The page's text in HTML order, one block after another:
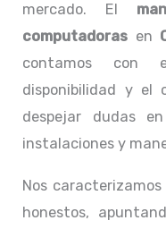
mercado. El
computadoras en
contamos con
disponibilidad y el
despejar dudas
instalaciones y
Nos
honestos,